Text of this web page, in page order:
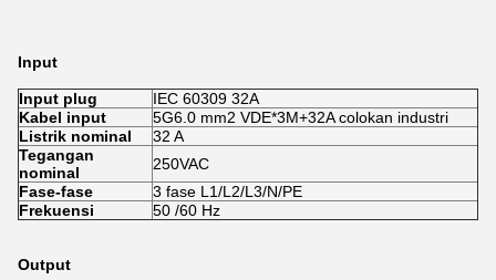
Input
Input plug
IEC 60309 32A
Kabel input
5G6.0 mm2 VDE*3M+32A colokan industri
Listrik nominal
32 A
Tegangan
nominal
250VAC
Fase-fase
3 fase L1/L2/L3/N/PE
Frekuensi
50 /60 Hz
Output